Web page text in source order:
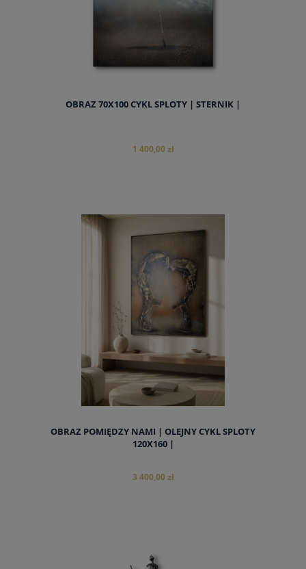
OBRAZ 70X100 CYKL SPLOTY | STERNIK |
1 400,00 zł
OBRAZ POMIĘDZY NAMI | OLEJNY CYKL SPLOTY
120X160 |
3 400,00 zł
do koszyka